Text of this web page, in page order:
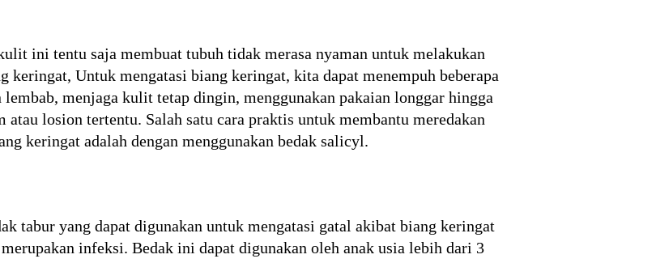
ini tentu saja membuat tubuh tidak merasa nyaman untuk melakukan
Untuk mengatasi biang keringat, kita dapat menempuh beberapa
menjaga kulit tetap dingin, menggunakan pakaian longgar hingga
losion tertentu. Salah satu cara praktis untuk membantu meredakan
keringat adalah dengan menggunakan bedak salicyl.
tabur yang dapat digunakan untuk mengatasi gatal akibat biang keringat
infeksi. Bedak ini dapat digunakan oleh anak usia lebih dari 3